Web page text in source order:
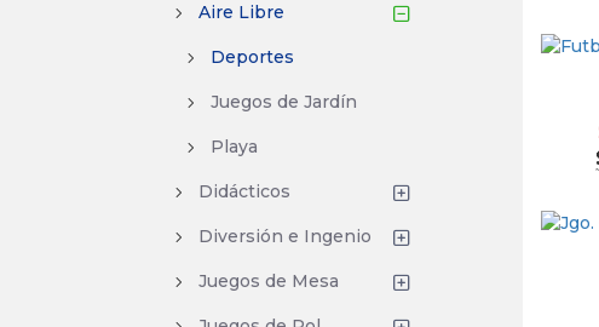
Aire Libre
Deportes
Juegos de Jardín
Playa
Didácticos
Diversión e Ingenio
Juegos de Mesa